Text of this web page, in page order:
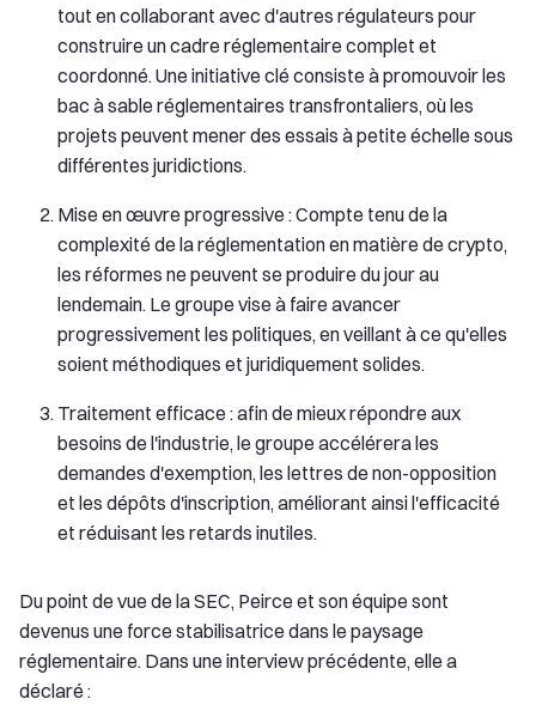
tout en collaborant avec d'autres régulateurs pour
construire un cadre réglementaire complet et
coordonné. Une initiative clé consiste à promouvoir les
bac à sable réglementaires transfrontaliers, où les
projets peuvent mener des essais à petite échelle sous
différentes juridictions.
Mise en œuvre progressive : Compte tenu de la
complexité de la réglementation en matière de crypto,
les réformes ne peuvent se produire du jour au
lendemain. Le groupe vise à faire avancer
progressivement les politiques, en veillant à ce qu'elles
soient méthodiques et juridiquement solides.
Traitement efficace : afin de mieux répondre aux
besoins de l'industrie, le groupe accélérera les
demandes d'exemption, les lettres de non-opposition
et les dépôts d'inscription, améliorant ainsi l'efficacité
et réduisant les retards inutiles.
Du point de vue de la SEC, Peirce et son équipe sont
devenus une force stabilisatrice dans le paysage
réglementaire. Dans une interview précédente, elle a
déclaré :